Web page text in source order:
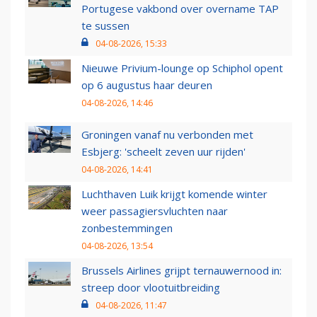
Portugese vakbond over overname TAP
te sussen
04-08-2026, 15:33
Nieuwe Privium-lounge op Schiphol opent
op 6 augustus haar deuren
04-08-2026, 14:46
Groningen vanaf nu verbonden met
Esbjerg: 'scheelt zeven uur rijden'
04-08-2026, 14:41
Luchthaven Luik krijgt komende winter
weer passagiersvluchten naar
zonbestemmingen
04-08-2026, 13:54
Brussels Airlines grijpt ternauwernood in:
streep door vlootuitbreiding
04-08-2026, 11:47